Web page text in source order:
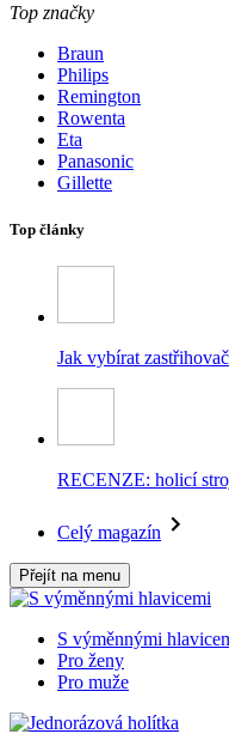
Top značky
Braun
Philips
Remington
Rowenta
Eta
Panasonic
Gillette
Top články
Jak vybírat zastřihovač
RECENZE: holicí
Celý magazín
Přejít na menu
S výměnnými
Pro ženy
Pro muže